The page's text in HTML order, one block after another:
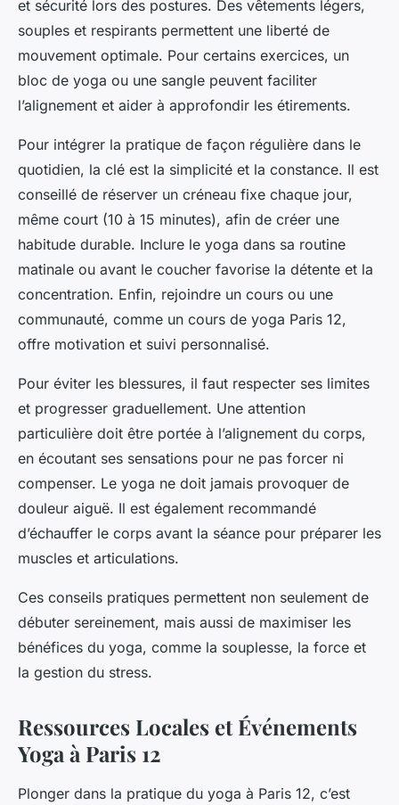
et sécurité lors des postures. Des vêtements légers,
souples et respirants permettent une liberté de
mouvement optimale. Pour certains exercices, un
bloc de yoga ou une sangle peuvent faciliter
l’alignement et aider à approfondir les étirements.
Pour intégrer la pratique de façon régulière dans le
quotidien, la clé est la simplicité et la constance. Il est
conseillé de réserver un créneau fixe chaque jour,
même court (10 à 15 minutes), afin de créer une
habitude durable. Inclure le yoga dans sa routine
matinale ou avant le coucher favorise la détente et la
concentration. Enfin, rejoindre un cours ou une
communauté, comme un cours de yoga Paris 12,
offre motivation et suivi personnalisé.
Pour éviter les blessures, il faut respecter ses limites
et progresser graduellement. Une attention
particulière doit être portée à l’alignement du corps,
en écoutant ses sensations pour ne pas forcer ni
compenser. Le yoga ne doit jamais provoquer de
douleur aiguë. Il est également recommandé
d’échauffer le corps avant la séance pour préparer les
muscles et articulations.
Ces conseils pratiques permettent non seulement de
débuter sereinement, mais aussi de maximiser les
bénéfices du yoga, comme la souplesse, la force et
la gestion du stress.
Ressources Locales et Événements
Yoga à Paris 12
Plonger dans la pratique du yoga à Paris 12, c’est